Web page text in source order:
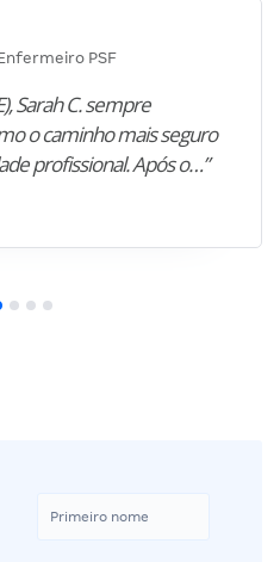
PSF
Sarah C. sempre
o caminho mais seguro
profissional. Após o…”